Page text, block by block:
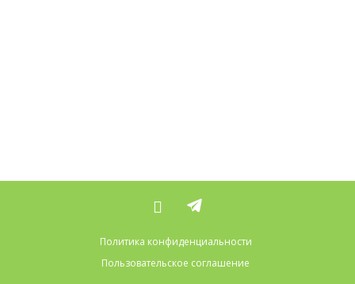
Политика конфиденциальности
Пользовательское соглашение